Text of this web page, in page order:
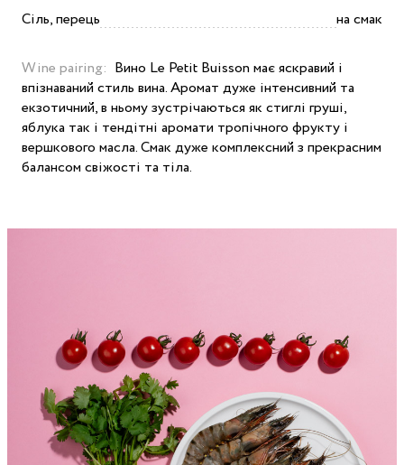
Сіль, перець
на смак
Wine pairing: Вино Le Petit Buisson має яскравий і
впізнаваний стиль вина. Аромат дуже інтенсивний та
екзотичний, в ньому зустрічаються як стиглі груші,
яблука так і тендітні аромати тропічного фрукту і
вершкового масла. Смак дуже комплексний з прекрасним
балансом свіжості та тіла.